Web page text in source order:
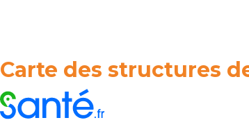
Carte des structures